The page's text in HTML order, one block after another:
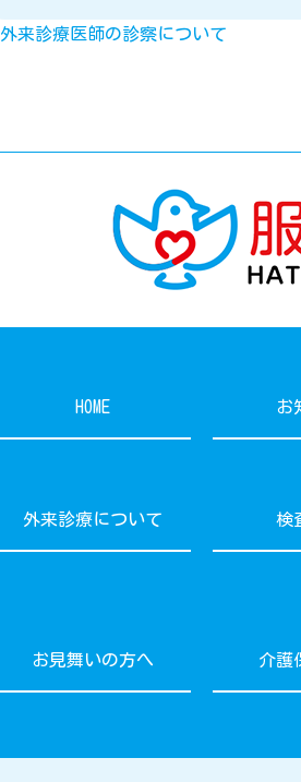
外来診療医師の診察について
HOME お
外来診療について 検
お見舞いの方へ 介護